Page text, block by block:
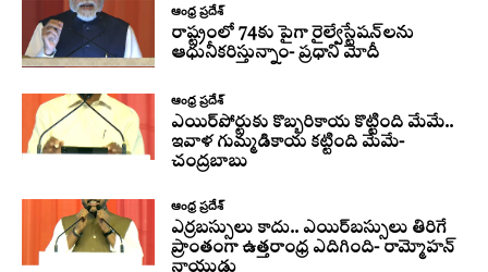
ఆంధ్ర ప్రదేశ్
రాష్ట్రంలో 74కు పైగా రైల్వేస్టేషన్‌లను
ఆధునీకరిస్తున్నాం- ప్రధాని మోదీ
ఆంధ్ర ప్రదేశ్
ఎయిర్‌పోర్టుకు కొబ్బరికాయ కొట్టింది మేమే..
ఇవాళ గుమ్మడికాయ కట్టింది మేమే-
చంద్రబాబు
ఆంధ్ర ప్రదేశ్
ఎర్రబస్సులు కాదు.. ఎయిర్‌బస్సులు తిరిగే
ప్రాంతంగా ఉత్తరాంధ్ర ఎదిగింది- రామ్మోహన్
నాయుడు